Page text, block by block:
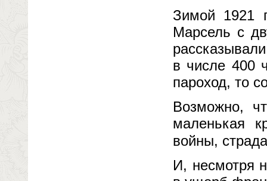
Зимой 1921
Марсель с
в числе 400
пароход, то
Возможно,
маленькая
войны,
И, несмотря